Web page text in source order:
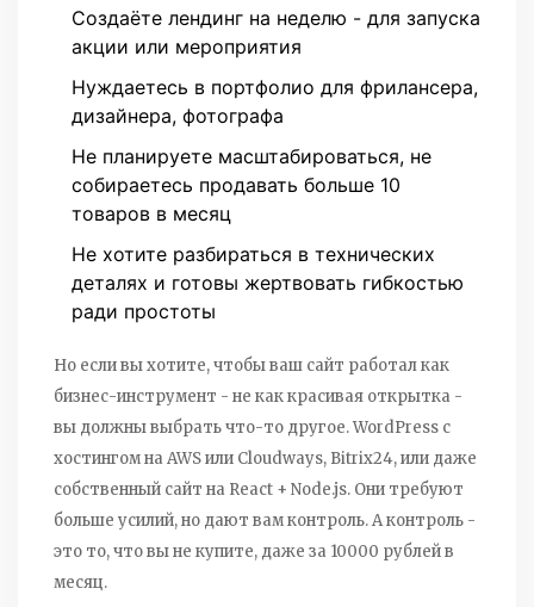
Создаёте лендинг на неделю - для запуска
акции или мероприятия
Нуждаетесь в портфолио для фрилансера,
дизайнера, фотографа
Не планируете масштабироваться, не
собираетесь продавать больше 10
товаров в месяц
Не хотите разбираться в технических
деталях и готовы жертвовать гибкостью
ради простоты
Но если вы хотите, чтобы ваш сайт работал как
бизнес-инструмент - не как красивая открытка -
вы должны выбрать что-то другое. WordPress с
хостингом на AWS или Cloudways, Bitrix24, или даже
собственный сайт на React + Node.js. Они требуют
больше усилий, но дают вам контроль. А контроль -
это то, что вы не купите, даже за 10000 рублей в
месяц.